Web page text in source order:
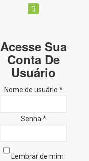
Acesse Sua
Conta De
Usuário
Nome de usuário *
Senha *
Lembrar de mim